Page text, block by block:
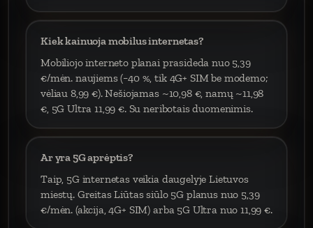
Kiek kainuoja mobilus internetas?
Mobiliojo interneto planai prasideda nuo 5,39
€/mėn. naujiems (−40 %, tik 4G+ SIM be modemo;
vėliau 8,99 €). Nešiojamas ~10,98 €, namų ~11,98
€, 5G Ultra 11,99 €. Su neribotais duomenimis.
Ar yra 5G aprėptis?
Taip, 5G internetas veikia daugelyje Lietuvos
miestų. Greitas Liūtas siūlo 5G planus nuo 5,39
€/mėn. (akcija, 4G+ SIM) arba 5G Ultra nuo 11,99 €.